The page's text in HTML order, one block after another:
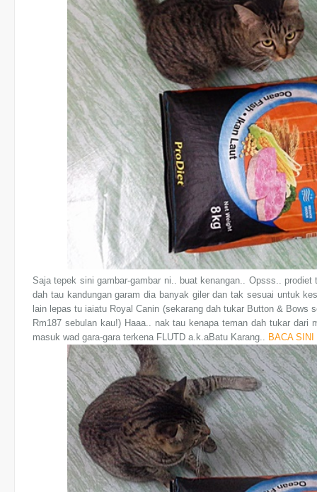
Saja tepek sini gambar-gambar ni.. buat kenangan.. Opsss..
dah tau kandungan garam dia banyak giler dan tak sesuai untuk
lain lepas tu iaiatu Royal Canin (sekarang dah tukar Button &
Rm187 sebulan kau!) Haaa.. nak tau kenapa teman dah tukar dari
masuk wad gara-gara terkena FLUTD a.k.aBatu Karang.. BACA SINI